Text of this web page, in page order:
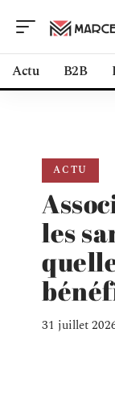
Actu B2B
ACTU
les
31 juillet